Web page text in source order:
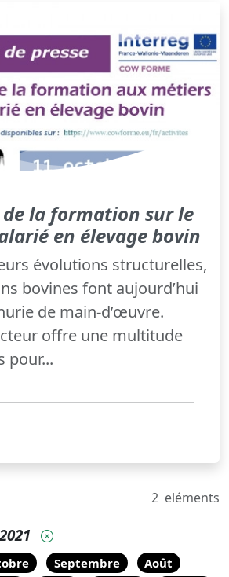
la formation sur le
en élevage bovin
évolutions structurelles,
bovines font aujourd’hui
de main-d’œuvre.
offre une multitude
pour...
2 eléments
2021
Septembre
Août